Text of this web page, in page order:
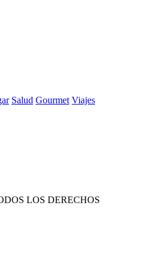
Salud Gourmet Viajes
LOS DERECHOS